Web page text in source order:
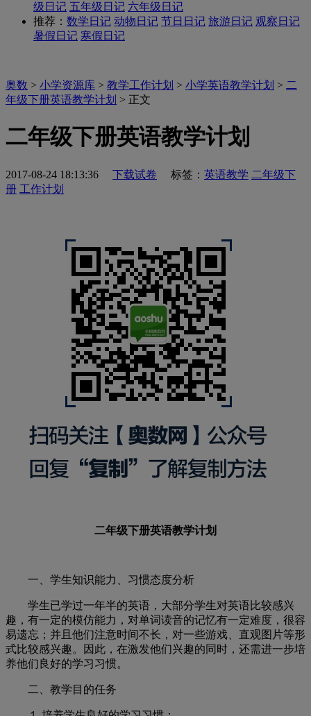
级日记 五年级日记 六年级日记
推荐： 数学日记 动物日记 节日日记 旅游日记 观察日记
暑假日记 寒假日记
奥数 > 小学资源库 > 教学工作计划 > 小学英语教学计划 > 二
年级下册英语教学计划 > 正文
二年级下册英语教学计划
2017-08-24 18:13:36 下载试卷 标签： 英语教学 二年级下
册 工作计划
二年级下册英语教学计划
一、学生知识能力、习惯态度分析
学生已学过一年半的英语，大部分学生对英语比较感兴
趣，有一定的模仿能力，对单词读音的记忆有一定难度，很容
易遗忘；并且他们注意时间不长，对一些游戏、直观图片等形
式比较感兴趣。因此，在激发他们兴趣的同时，还需进一步培
养他们良好的学习习惯。
二、教学目的任务